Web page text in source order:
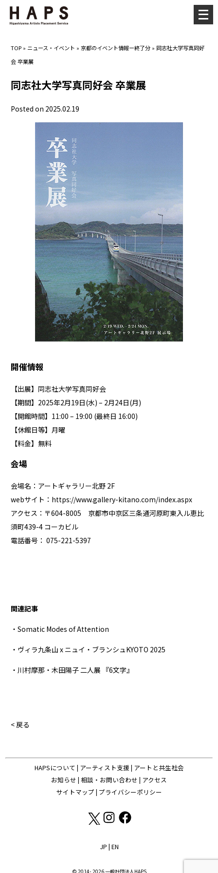
TOP » ニュース・イベント »京都のイベント情報ー終了分 » 同志社大学写真同好
会 卒業展
同志社大学写真同好会 卒業展
Posted on 2025.02.19
開催情報
【出展】同志社大学写真同好会
【期間】2025年2月19日(水) – 2月24日(月)
【開館時間】11:00 – 19:00 (最終日 16:00)
【休館日等】月曜
【料金】無料
会場
会場名：アートギャラリー北野 2F
webサイト： https://www.gallery-kitano.com/index.aspx
アクセス：〒604-8005 京都市中京区三条通河原町東入ル恵比
須町439-4 コーカビル
電話番号： 075-221-5397
関連記事
・Somatic Modes of Attention
・ヴィラ九条山 x ニュイ・ブランシュKYOTO 2025
・川村摩那・木田陽子 二人展 『6文字』
< 戻る
HAPSについて | アーティスト支援 | アートと共生社会
お知らせ | 相談・お問い合わせ | アクセス
サイトマップ | プライバシーポリシー
JP | EN
© 2014- 2026 一般社団法人HAPS
メ
ニ
ー